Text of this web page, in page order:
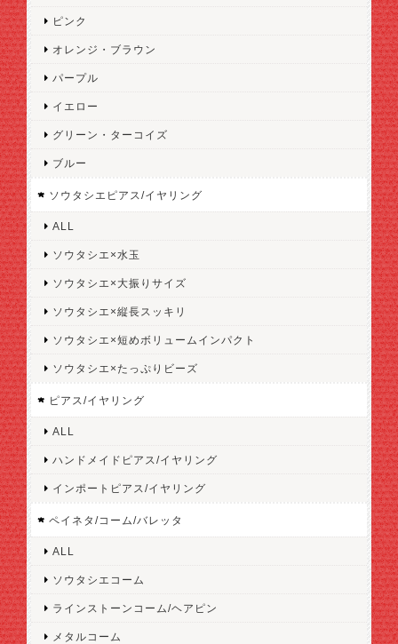
ピンク
オレンジ・ブラウン
パープル
イエロー
グリーン・ターコイズ
ブルー
ソウタシエピアス/イヤリング
ALL
ソウタシエ×水玉
ソウタシエ×大振りサイズ
ソウタシエ×縦長スッキリ
ソウタシエ×短めボリュームインパクト
ソウタシエ×たっぷりビーズ
ピアス/イヤリング
ALL
ハンドメイドピアス/イヤリング
インポートピアス/イヤリング
ペイネタ/コーム/バレッタ
ALL
ソウタシエコーム
ラインストーンコーム/ヘアピン
メタルコーム